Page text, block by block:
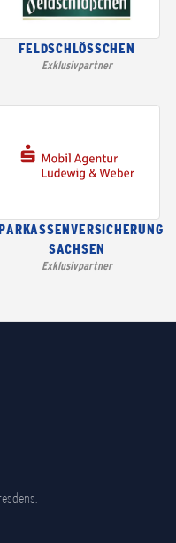
FELDSCHLÖSSCHEN
Exklusivpartner
SACHSEN
Exklusivpartner